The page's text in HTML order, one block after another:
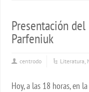
Presentación
Parfeniuk
centrodo Literatura,
Hoy, a las 18 horas, en